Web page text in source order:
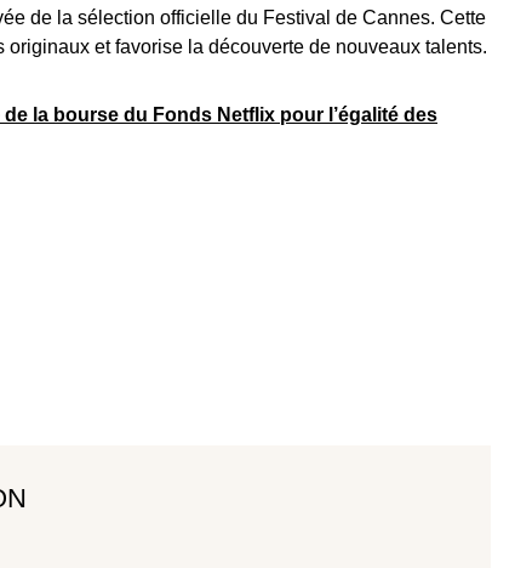
de la sélection officielle du Festival de Cannes. Cette
et favorise la découverte de nouveaux talents.
la bourse du Fonds Netflix pour l’égalité des